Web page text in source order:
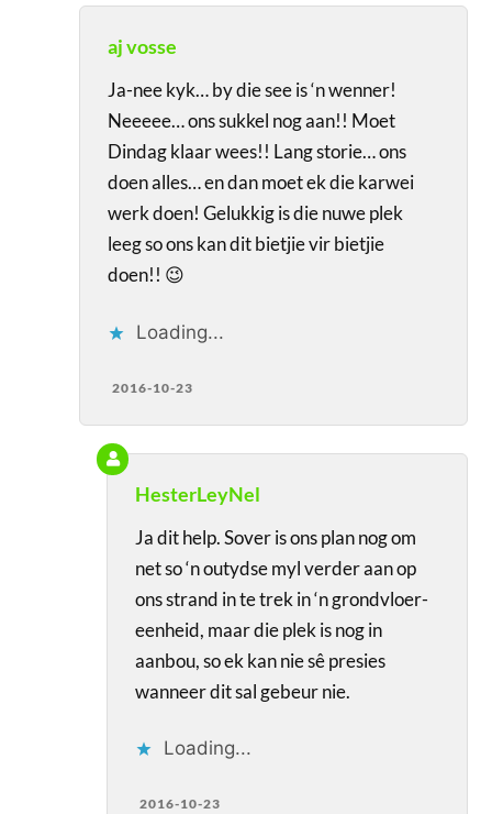
aj vosse
Ja-nee kyk… by die see is ‘n wenner!
Neeeee… ons sukkel nog aan!! Moet
Dindag klaar wees!! Lang storie… ons
doen alles… en dan moet ek die karwei
werk doen! Gelukkig is die nuwe plek
leeg so ons kan dit bietjie vir bietjie
doen!! 😉
Loading...
2016-10-23
HesterLeyNel
Ja dit help. Sover is ons plan nog om
net so ‘n outydse myl verder aan op
ons strand in te trek in ‘n grondvloer-
eenheid, maar die plek is nog in
aanbou, so ek kan nie sê presies
wanneer dit sal gebeur nie.
Loading...
2016-10-23